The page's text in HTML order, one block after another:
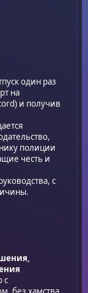
один раз
на
и получив
полиции
честь и
с
с